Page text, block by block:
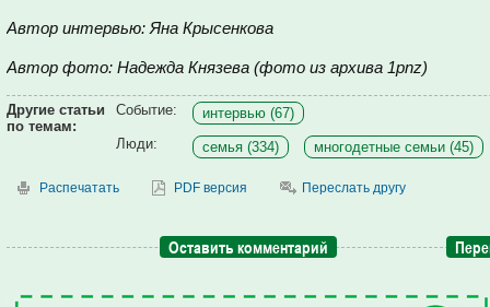
Автор интервью: Яна Крысенкова
Автор фото: Надежда Князева (фото из архива 1pnz)
Другие статьи
по темам:
Событие:
интервью (67)
Люди:
семья (334) многодетные семьи (45)
Распечатать PDF версия Переслать другу
Оставить комментарий